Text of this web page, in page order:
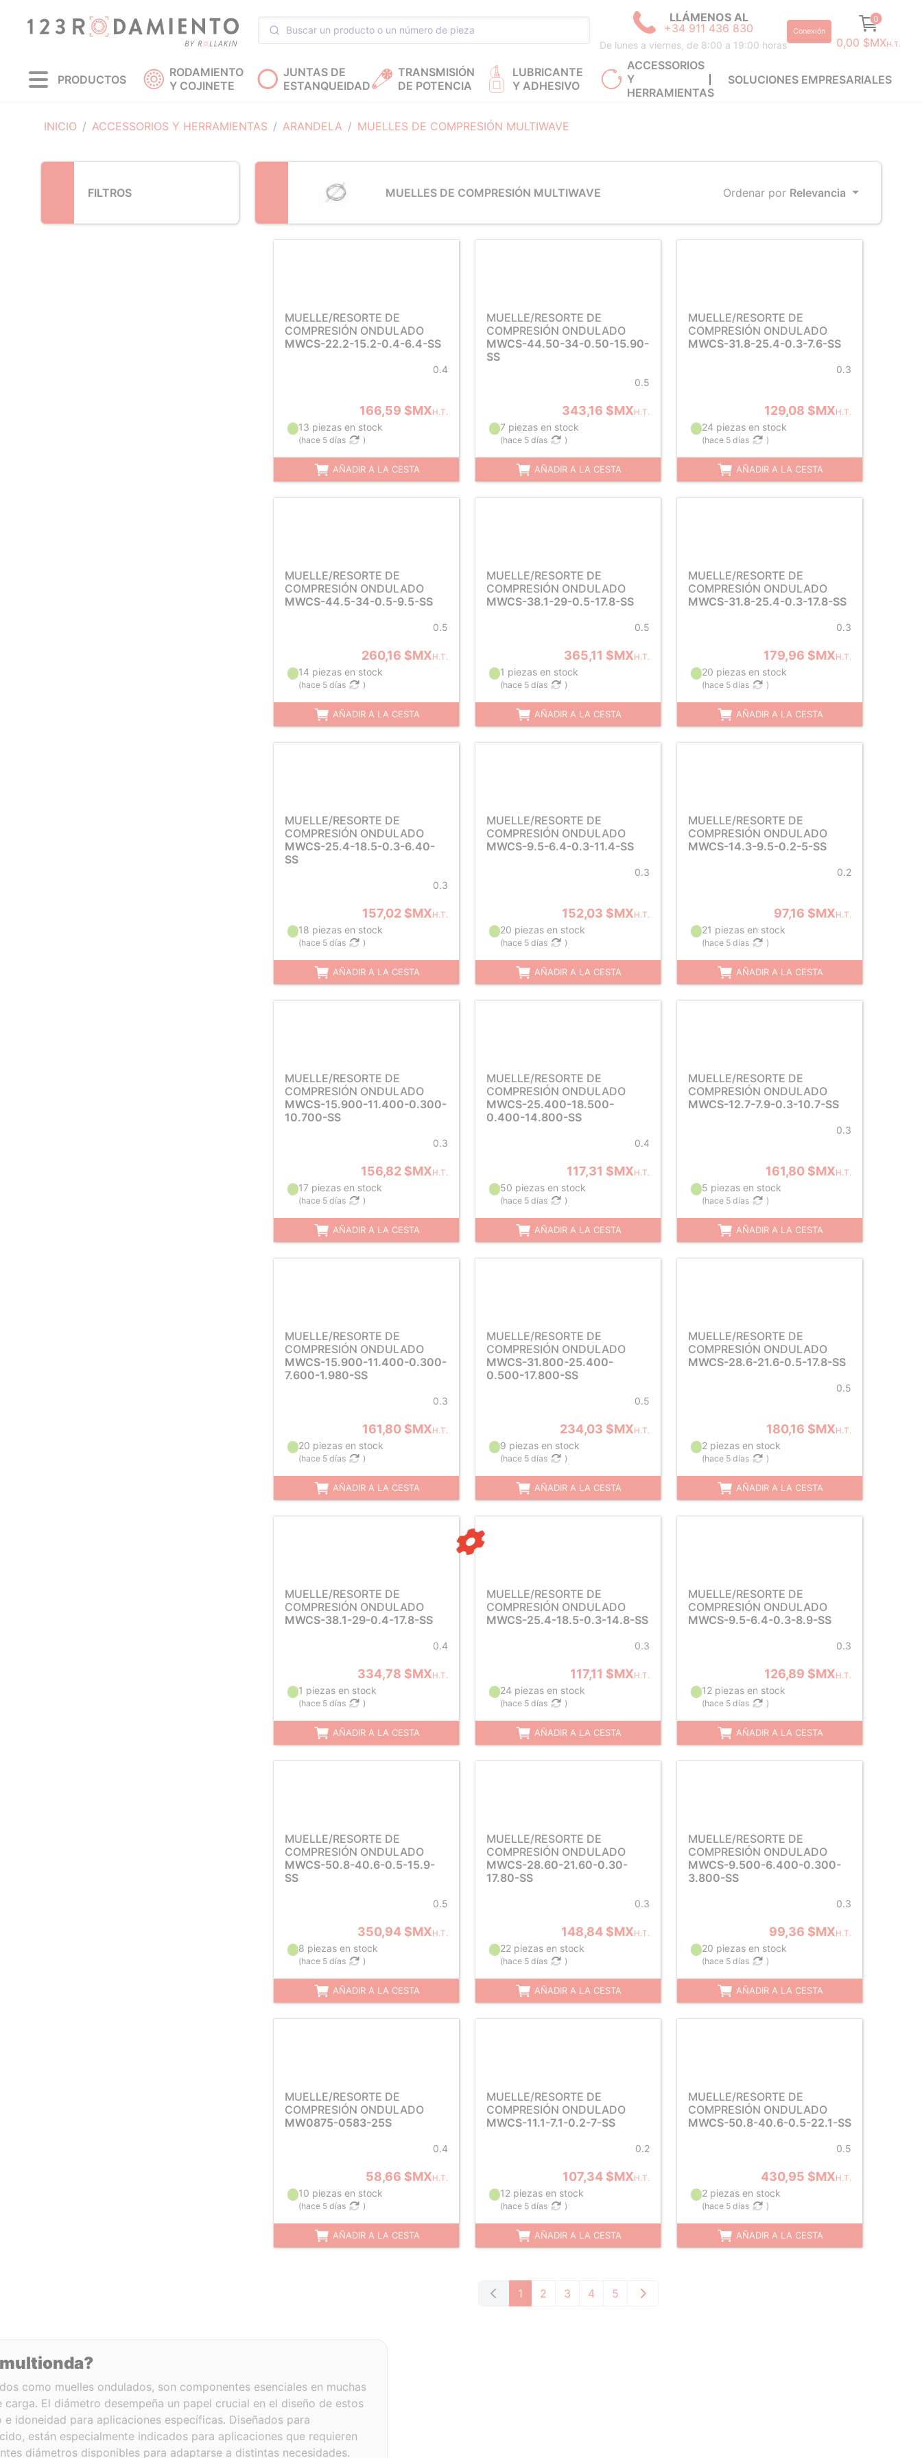
LLÁMENOS AL
+34 911 436 830
De lunes a viernes, de 8:00 a 19:00 horas
Conexión
0
0,00 $MXH.T.
PRODUCTOS
RODAMIENTO
Y COJINETE
JUNTAS DE
ESTANQUEIDAD
TRANSMISIÓN
DE POTENCIA
LUBRICANTE
Y ADHESIVO
ACCESSORIOS
Y
HERRAMIENTAS
SOLUCIONES EMPRESARIALES
INICIO ACCESSORIOS Y HERRAMIENTAS ARANDELA MUELLES DE COMPRESIÓN MULTIWAVE
FILTROS MUELLES DE COMPRESIÓN MULTIWAVE Ordenar por Relevancia
MUELLE/RESORTE DE
COMPRESIÓN ONDULADO
MWCS-22.2-15.2-0.4-6.4-SS
0.4
166,59 $MXH.T.
13 piezas en stock
(hace 5 días )
AÑADIR A LA CESTA
MUELLE/RESORTE DE
COMPRESIÓN ONDULADO
MWCS-44.50-34-0.50-15.90-
SS
0.5
343,16 $MXH.T.
7 piezas en stock
(hace 5 días )
AÑADIR A LA CESTA
MUELLE/RESORTE DE
COMPRESIÓN ONDULADO
MWCS-31.8-25.4-0.3-7.6-SS
0.3
129,08 $MXH.T.
24 piezas en stock
(hace 5 días )
AÑADIR A LA CESTA
MUELLE/RESORTE DE
COMPRESIÓN ONDULADO
MWCS-44.5-34-0.5-9.5-SS
0.5
260,16 $MXH.T.
14 piezas en stock
(hace 5 días )
AÑADIR A LA CESTA
MUELLE/RESORTE DE
COMPRESIÓN ONDULADO
MWCS-38.1-29-0.5-17.8-SS
0.5
365,11 $MXH.T.
1 piezas en stock
(hace 5 días )
AÑADIR A LA CESTA
MUELLE/RESORTE DE
COMPRESIÓN ONDULADO
MWCS-31.8-25.4-0.3-17.8-SS
0.3
179,96 $MXH.T.
20 piezas en stock
(hace 5 días )
AÑADIR A LA CESTA
MUELLE/RESORTE DE
COMPRESIÓN ONDULADO
MWCS-25.4-18.5-0.3-6.40-
SS
0.3
157,02 $MXH.T.
18 piezas en stock
(hace 5 días )
AÑADIR A LA CESTA
MUELLE/RESORTE DE
COMPRESIÓN ONDULADO
MWCS-9.5-6.4-0.3-11.4-SS
0.3
152,03 $MXH.T.
20 piezas en stock
(hace 5 días )
AÑADIR A LA CESTA
MUELLE/RESORTE DE
COMPRESIÓN ONDULADO
MWCS-14.3-9.5-0.2-5-SS
0.2
97,16 $MXH.T.
21 piezas en stock
(hace 5 días )
AÑADIR A LA CESTA
MUELLE/RESORTE DE
COMPRESIÓN ONDULADO
MWCS-15.900-11.400-0.300-
10.700-SS
0.3
156,82 $MXH.T.
17 piezas en stock
(hace 5 días )
AÑADIR A LA CESTA
MUELLE/RESORTE DE
COMPRESIÓN ONDULADO
MWCS-25.400-18.500-
0.400-14.800-SS
0.4
117,31 $MXH.T.
50 piezas en stock
(hace 5 días )
AÑADIR A LA CESTA
MUELLE/RESORTE DE
COMPRESIÓN ONDULADO
MWCS-12.7-7.9-0.3-10.7-SS
0.3
161,80 $MXH.T.
5 piezas en stock
(hace 5 días )
AÑADIR A LA CESTA
MUELLE/RESORTE DE
COMPRESIÓN ONDULADO
MWCS-15.900-11.400-0.300-
7.600-1.980-SS
0.3
161,80 $MXH.T.
20 piezas en stock
(hace 5 días )
AÑADIR A LA CESTA
MUELLE/RESORTE DE
COMPRESIÓN ONDULADO
MWCS-31.800-25.400-
0.500-17.800-SS
0.5
234,03 $MXH.T.
9 piezas en stock
(hace 5 días )
AÑADIR A LA CESTA
MUELLE/RESORTE DE
COMPRESIÓN ONDULADO
MWCS-28.6-21.6-0.5-17.8-SS
0.5
180,16 $MXH.T.
2 piezas en stock
(hace 5 días )
AÑADIR A LA CESTA
MUELLE/RESORTE DE
COMPRESIÓN ONDULADO
MWCS-38.1-29-0.4-17.8-SS
0.4
334,78 $MXH.T.
1 piezas en stock
(hace 5 días )
AÑADIR A LA CESTA
MUELLE/RESORTE DE
COMPRESIÓN ONDULADO
MWCS-25.4-18.5-0.3-14.8-SS
0.3
117,11 $MXH.T.
24 piezas en stock
(hace 5 días )
AÑADIR A LA CESTA
MUELLE/RESORTE DE
COMPRESIÓN ONDULADO
MWCS-9.5-6.4-0.3-8.9-SS
0.3
126,89 $MXH.T.
12 piezas en stock
(hace 5 días )
AÑADIR A LA CESTA
MUELLE/RESORTE DE
COMPRESIÓN ONDULADO
MWCS-50.8-40.6-0.5-15.9-
SS
0.5
350,94 $MXH.T.
8 piezas en stock
(hace 5 días )
AÑADIR A LA CESTA
MUELLE/RESORTE DE
COMPRESIÓN ONDULADO
MWCS-28.60-21.60-0.30-
17.80-SS
0.3
148,84 $MXH.T.
22 piezas en stock
(hace 5 días )
AÑADIR A LA CESTA
MUELLE/RESORTE DE
COMPRESIÓN ONDULADO
MWCS-9.500-6.400-0.300-
3.800-SS
0.3
99,36 $MXH.T.
20 piezas en stock
(hace 5 días )
AÑADIR A LA CESTA
MUELLE/RESORTE DE
COMPRESIÓN ONDULADO
MW0875-0583-25S
0.4
58,66 $MXH.T.
10 piezas en stock
(hace 5 días )
AÑADIR A LA CESTA
MUELLE/RESORTE DE
COMPRESIÓN ONDULADO
MWCS-11.1-7.1-0.2-7-SS
0.2
107,34 $MXH.T.
12 piezas en stock
(hace 5 días )
AÑADIR A LA CESTA
MUELLE/RESORTE DE
COMPRESIÓN ONDULADO
MWCS-50.8-40.6-0.5-22.1-SS
0.5
430,95 $MXH.T.
2 piezas en stock
(hace 5 días )
AÑADIR A LA CESTA
1 2 3 4 5
como muelles ondulados, son componentes esenciales en muchas
El diámetro desempeña un papel crucial en el diseño de estos
idoneidad para aplicaciones específicas. Diseñados para
están especialmente indicados para aplicaciones que requieren
diámetros disponibles para adaptarse a distintas necesidades.